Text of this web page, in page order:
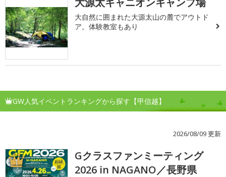
大自然に囲まれた大源太山の麓でアウトド
ア。体験教室もあり
GW人気イベントランキングから探す【甲信越】
2026/08/09 更新
1
Gクラスファンミーティング
2026 in NAGANO／長野県